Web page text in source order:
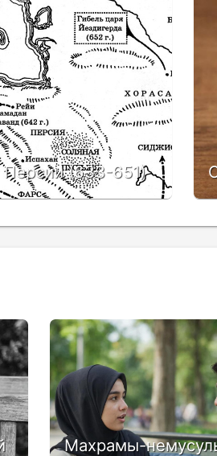
Персии (633-651)
Махрамы-